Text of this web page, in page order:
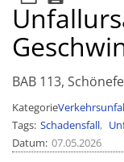
BAB 113,
Kategorie
Tags Schadensfall
Datum 07.05.2026